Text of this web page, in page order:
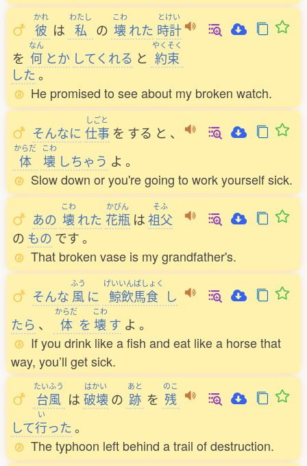
かれ
彼 は
わたし
私 の
こわ
壊れた
とけい
時計
を
なん
何 とか してくれる と
やくそく
約束
した。
He promised to see about my broken watch.
そんなに
しごと
仕事 を する と 、
からだ
体
こわ
壊 しちゃう よ 。
Slow down or you're going to work yourself sick.
あの
こわ
壊れた
かびん
花瓶 は
そふ
祖父
の もの です。
That broken vase is my grandfather's.
そんな
ふう
風 に
げいいんばしょく
鯨飲馬食 し
たら 、
からだ
体 を
こわ
壊す よ 。
If you drink like a fish and eat like a horse that
way, you’ll get sick.
たいふう
台風 は
はかい
破壊 の
あと
跡 を
のこ
残
して
い
行った。
The typhoon left behind a trail of destruction.